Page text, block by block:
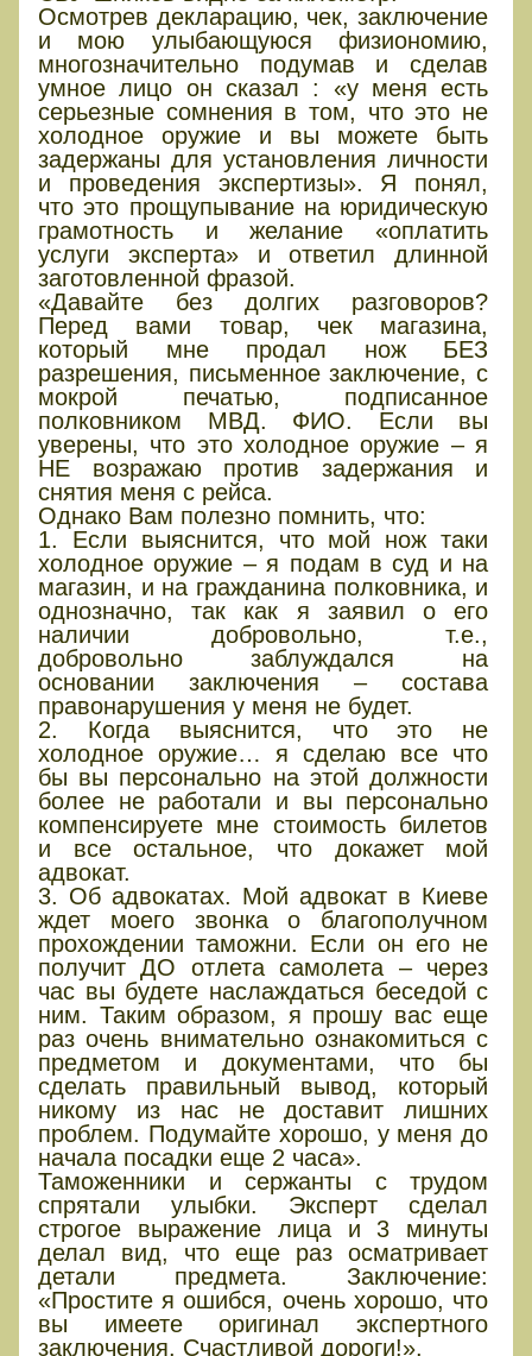
Осмотрев декларацию, чек, заключение
и мою улыбающуюся физиономию,
многозначительно подумав и сделав
умное лицо он сказал : «у меня есть
серьезные сомнения в том, что это не
холодное оружие и вы можете быть
задержаны для установления личности
и проведения экспертизы». Я понял,
что это прощупывание на юридическую
грамотность и желание «оплатить
услуги эксперта» и ответил длинной
заготовленной фразой.
«Давайте без долгих разговоров?
Перед вами товар, чек магазина,
который мне продал нож БЕЗ
разрешения, письменное заключение, с
мокрой печатью, подписанное
полковником МВД. ФИО. Если вы
уверены, что это холодное оружие – я
НЕ возражаю против задержания и
снятия меня с рейса.
Однако Вам полезно помнить, что:
1. Если выяснится, что мой нож таки
холодное оружие – я подам в суд и на
магазин, и на гражданина полковника, и
однозначно, так как я заявил о его
наличии добровольно, т.е.,
добровольно заблуждался на
основании заключения – состава
правонарушения у меня не будет.
2. Когда выяснится, что это не
холодное оружие… я сделаю все что
бы вы персонально на этой должности
более не работали и вы персонально
компенсируете мне стоимость билетов
и все остальное, что докажет мой
адвокат.
3. Об адвокатах. Мой адвокат в Киеве
ждет моего звонка о благополучном
прохождении таможни. Если он его не
получит ДО отлета самолета – через
час вы будете наслаждаться беседой с
ним. Таким образом, я прошу вас еще
раз очень внимательно ознакомиться с
предметом и документами, что бы
сделать правильный вывод, который
никому из нас не доставит лишних
проблем. Подумайте хорошо, у меня до
начала посадки еще 2 часа».
Таможенники и сержанты с трудом
спрятали улыбки. Эксперт сделал
строгое выражение лица и 3 минуты
делал вид, что еще раз осматривает
детали предмета. Заключение:
«Простите я ошибся, очень хорошо, что
вы имеете оригинал экспертного
заключения. Счастливой дороги!».